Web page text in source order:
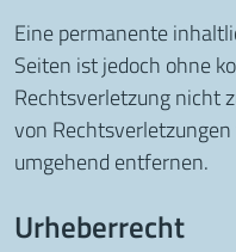
Eine permanente
Seiten ist jedoch ohne
Rechtsverletzung nicht
von
umgehend entfernen.
Urheberrecht